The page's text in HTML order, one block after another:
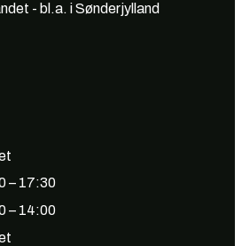
- bl.a. i Sønderjylland
– 17:30
– 14:00